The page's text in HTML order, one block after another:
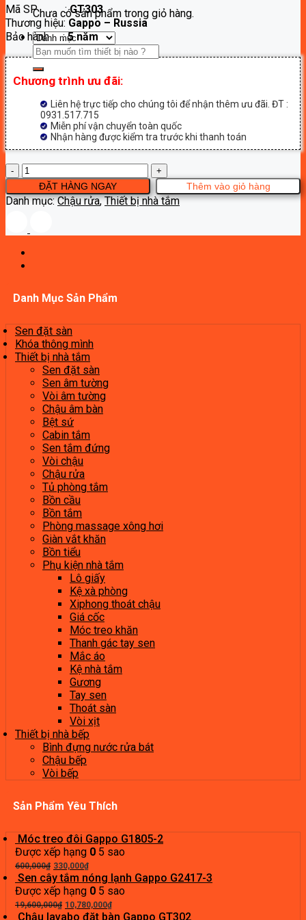
Chưa có sản phẩm trong giỏ hàng.
Tìm
kiếm:
là:
4,200,000₫.
tại
là:
2,100,000₫.
Mã SP :GT303
Thương hiệu: Gappo – Russia
Bảo hành :5 năm
Chương trình ưu đãi:
Liên hệ trực tiếp cho chúng tôi để nhận thêm ưu đãi. ĐT :
0931.517.715
Miễn phí vận chuyển toàn quốc
Nhận hàng được kiểm tra trước khi thanh toán
Chậu
lavabo
đặt
bàn
GT303
Thêm vào giỏ hàng
ĐẶT HÀNG NGAY
Danh mục:Chậu rửa,Thiết bị nhà tắm
Danh Mục Sản Phẩm
Sen đặt sàn
Khóa thông mình
Thiết bị nhà tắm
Sen đặt sàn
Sen âm tường
Vòi âm tường
Chậu âm bàn
Bệt sứ
Cabin tắm
Sen tắm đứng
Vòi chậu
Chậu rửa
Tủ phòng tắm
Bồn cầu
Bồn tắm
Phòng massage xông hơi
Giàn vắt khăn
Bồn tiểu
Phụ kiện nhà tắm
Lô giấy
Kệ xà phòng
Xiphong thoát chậu
Giá cốc
Móc treo khăn
Thanh gác tay sen
Mắc áo
Kệ nhà tắm
Gương
Tay sen
Thoát sàn
Vòi xịt
Thiết bị nhà bếp
Bình đựng nước rửa bát
Chậu bếp
Vòi bếp
Sản Phẩm Yêu Thích
Móc treo đôi Gappo G1805-2
Được xếp hạng 0 5 sao
600,000₫ Giá
gốc
là:
600,000₫.
330,000₫Giá
hiện
tại
là:
330,000₫.
Sen cây tắm nóng lạnh Gappo G2417-3
Được xếp hạng 0 5 sao
19,600,000₫ Giá
gốc
10,780,000₫Giá
hiện
Chậu lavabo đặt bàn Gappo GT302